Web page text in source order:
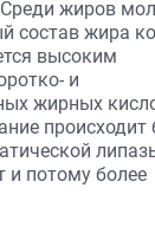
жиров
состав жира
высоким
и
жирных
происходит
и потому более